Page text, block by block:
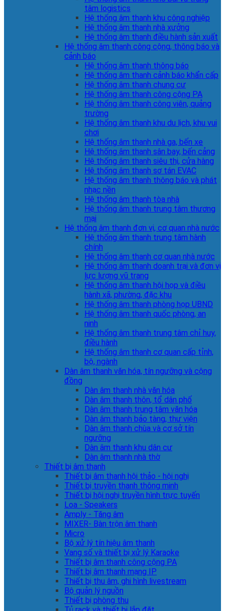
tâm logistics
Hệ thống âm thanh khu công nghiệp
Hệ thống âm thanh nhà xưởng
Hệ thống âm thanh điều hành sản xuất
Hệ thống âm thanh công cộng, thông báo và
cảnh báo
Hệ thống âm thanh thông báo
Hệ thống âm thanh cảnh báo khẩn cấp
Hệ thống âm thanh chung cư
Hệ thống âm thanh công cộng PA
Hệ thống âm thanh công viên, quảng
trường
Hệ thống âm thanh khu du lịch, khu vui
chơi
Hệ thống âm thanh nhà ga, bến xe
Hệ thống âm thanh sân bay, bến cảng
Hệ thống âm thanh siêu thị, cửa hàng
Hệ thống âm thanh sơ tán EVAC
Hệ thống âm thanh thông báo và phát
nhạc nền
Hệ thống âm thanh tòa nhà
Hệ thống âm thanh trung tâm thương
mại
Hệ thống âm thanh đơn vị, cơ quan nhà nước
Hệ thống âm thanh trung tâm hành
chính
Hệ thống âm thanh cơ quan nhà nước
Hệ thống âm thanh doanh trại và đơn vị
lực lượng vũ trang
Hệ thống âm thanh hội họp và điều
hành xã, phường, đặc khu
Hệ thống âm thanh phòng họp UBND
Hệ thống âm thanh quốc phòng, an
ninh
Hệ thống âm thanh trung tâm chỉ huy,
điều hành
Hệ thống âm thanh cơ quan cấp tỉnh,
bộ, ngành
Dàn âm thanh văn hóa, tín ngưỡng và cộng
đồng
Dàn âm thanh nhà văn hóa
Dàn âm thanh thôn, tổ dân phố
Dàn âm thanh trung tâm văn hóa
Dàn âm thanh bảo tàng, thư viện
Dàn âm thanh chùa và cơ sở tín
ngưỡng
Dàn âm thanh khu dân cư
Dàn âm thanh nhà thờ
Thiết bị âm thanh
Thiết bị âm thanh hội thảo - hội nghị
Thiết bị truyền thanh thông minh
Thiết bị hội nghị truyền hình trực tuyến
Loa - Speakers
Amply - Tăng âm
MIXER- Bàn trộn âm thanh
Micro
Bộ xử lý tín hiệu âm thanh
Vang số và thiết bị xử lý Karaoke
Thiết bị âm thanh công cộng PA
Thiết bị âm thanh mạng IP
Thiết bị thu âm, ghi hình livestream
Bộ quản lý nguồn
Thiết bị phòng thu